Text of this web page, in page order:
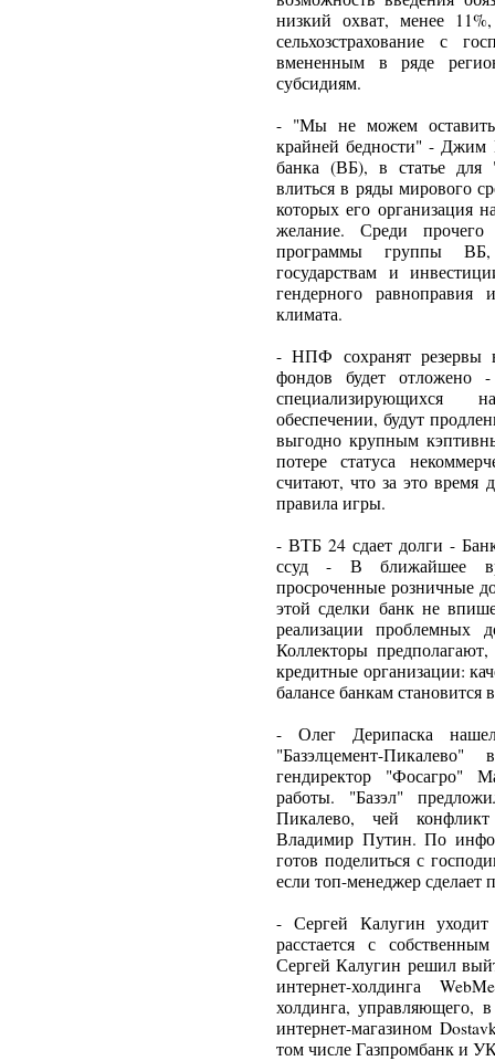
низкий охват, менее
сельхозстрахование с
вмененным в ряде
субсидиям.
- "Мы не можем оставить
крайней бедности" -
банка (ВБ), в статье для
влиться в ряды мирового
которых его организация
желание. Среди прочего
программы группы ВБ,
государствам и
гендерного
климата.
- НПФ сохранят резервы
фондов будет отложено
специализирующихся
обеспечении, будут
выгодно крупным
потере статуса
считают, что за это время
правила игры.
- ВТБ 24 сдает долги -
ссуд - В ближайшее
просроченные розничные
этой сделки банк не
реализации
Коллекторы
кредитные организации:
балансе банкам становится
- Олег Дерипаска
"Базэлцемент-
гендиректор "Фосагро"
работы. "Базэл"
Пикалево, чей
Владимир Путин. По
готов поделиться с
если топ-менеджер сделает
- Сергей Калугин
расстается с
Сергей Калугин решил
интернет-холдинга
холдинга, управляющего,
интернет-магазином
том числе Газпромбанк и